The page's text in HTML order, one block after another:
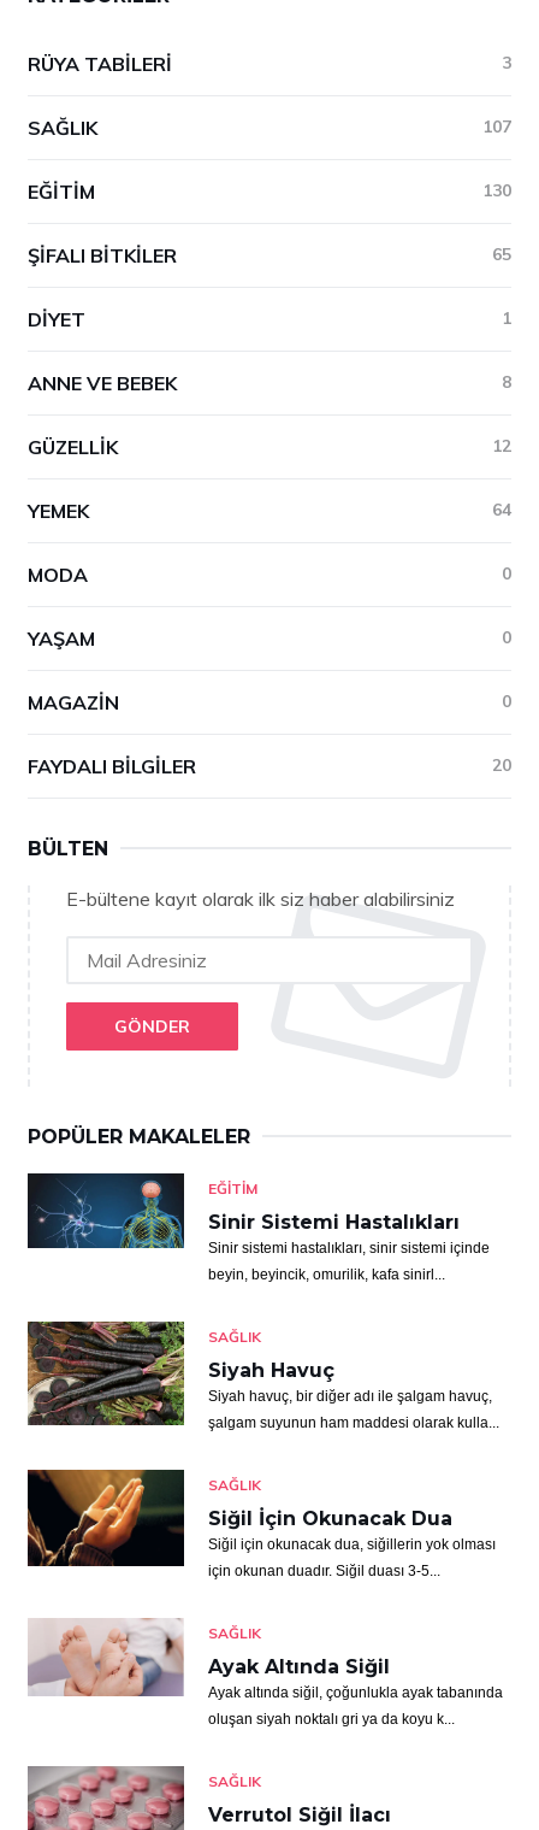
RÜYA TABILERI 3
SAĞLIK 107
EĞITIM 130
ŞIFALI BITKILER 65
DIYET 1
ANNE VE BEBEK 8
GÜZELLIK 12
YEMEK 64
MODA 0
YAŞAM 0
MAGAZIN 0
FAYDALI BILGILER 20
BÜLTEN
E-bültene kayıt olarak ilk siz haber alabilirsiniz
GÖNDER
POPÜLER MAKALELER
EĞITIM
Sinir Sistemi Hastalıkları
Sinir sistemi hastalıkları, sinir sistemi içinde
beyin, beyincik, omurilik, kafa sinirl...
SAĞLIK
Siyah Havuç
Siyah havuç, bir diğer adı ile şalgam havuç,
şalgam suyunun ham maddesi olarak kulla...
SAĞLIK
Siğil İçin Okunacak Dua
Siğil için okunacak dua, siğillerin yok olması
için okunan duadır. Siğil duası 3-5...
SAĞLIK
Ayak Altında Siğil
Ayak altında siğil, çoğunlukla ayak tabanında
oluşan siyah noktalı gri ya da koyu k...
SAĞLIK
Verrutol Siğil İlacı